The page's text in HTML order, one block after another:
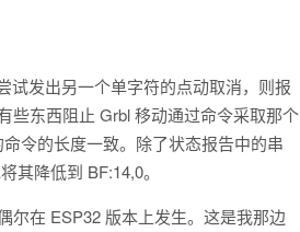
试发出另一个单字符的点动取消，则报
些东西阻止 Grbl 移动通过命令采取那个
令的长度一致。除了状态报告中的串
其降低到 BF:14,0。
尔在 ESP32 版本上发生。这是我那边